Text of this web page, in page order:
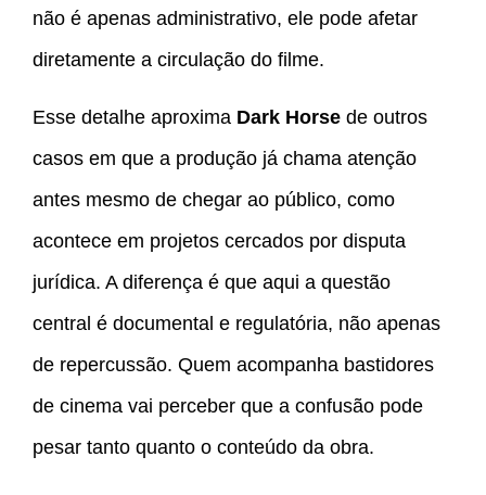
não é apenas administrativo, ele pode afetar
diretamente a circulação do filme.
Esse detalhe aproxima Dark Horse de outros
casos em que a produção já chama atenção
antes mesmo de chegar ao público, como
acontece em projetos cercados por disputa
jurídica. A diferença é que aqui a questão
central é documental e regulatória, não apenas
de repercussão. Quem acompanha bastidores
de cinema vai perceber que a confusão pode
pesar tanto quanto o conteúdo da obra.